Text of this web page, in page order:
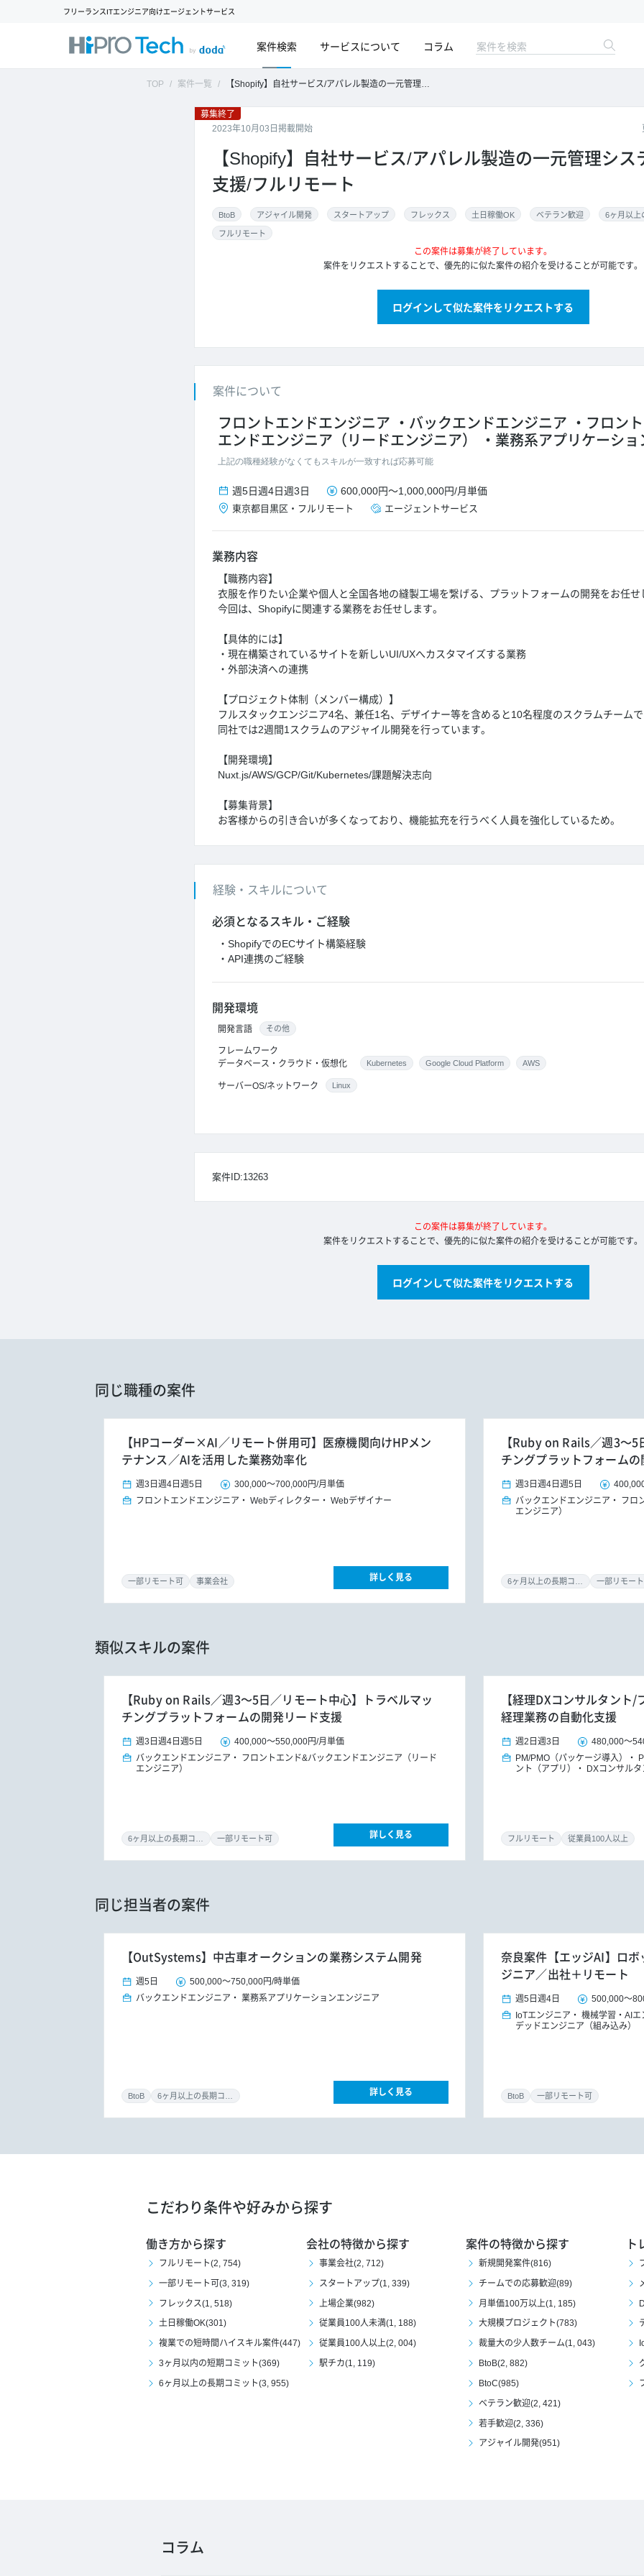
フリーランスITエンジニア向けエージェントサービス
案件検索 サービスについて コラム
TOP 案件一覧 【Shopify】自社サービス/アパレル製造の一元管理システムにおける支援/フルリモート
募集終了
2023年10月03日掲載開始
【Shopify】自社サービス/アパレル製造の一元管理シス
支援/フルリモート
BtoB アジャイル開発 スタートアップ フレックス 土日稼働OK ベテラン歓迎
フルリモート
この案件は募集が終了しています。
案件をリクエストすることで、優先的に似た案件の紹介を受けることが可能です。
ログインして似た案件をリクエストする
案件について
フロントエンドエンジニア バックエンドエンジニア
フロン
エンドエンジニア（リードエンジニア）
業務系アプリケーショ
上記の職種経験がなくてもスキルが一致すれば応募可能
週5日週4日週3日 600,000円～1,000,000円/月単価
東京都 目黒区 ・ フルリモート エージェントサービス
業務内容
【職務内容】
衣服を作りたい企業や個人と全国各地の縫製工場を繋げる、プラットフォームの開発をお任せ
今回は、Shopifyに関連する業務をお任せします。
【具体的には】
・現在構築されているサイトを新しいUI/UXへカスタマイズする業務
・外部決済への連携
【プロジェクト体制（メンバー構成）】
フルスタックエンジニア4名、兼任1名、デザイナー等を含めると10名程度のスクラムチーム
同社では2週間1スクラムのアジャイル開発を行っています。
【開発環境】
Nuxt.js/AWS/GCP/Git/Kubernetes/課題解決志向
【募集背景】
お客様からの引き合いが多くなっており、機能拡充を行うべく人員を強化しているため。
経験・スキルについて
必須となるスキル・ご経験
・ShopifyでのECサイト構築経験
・API連携のご経験
開発環境
開発言語 その他
フレームワーク
データベース・クラウド・仮想化
Kubernetes Google Cloud Platform AWS
サーバーOS/ネットワーク Linux
案件ID:13263
この案件は募集が終了しています。
案件をリクエストすることで、優先的に似た案件の紹介を受けることが可能です。
ログインして似た案件をリクエストする
同じ職種の案件
【HPコーダー×AI／リモート併用可】医療機関向けHPメン
テナンス／AIを活用した業務効率化
週3日 週4日 週5日 300,000～700,000円/月単価
フロントエンドエンジニア
Webディレクター Webデザイナー
一部リモート可 事業会社 詳しく見る
【Ruby on Rails／週3～
チングプラットフォーム
週3日 週4日 週5日
バックエンドエンジニア
フロ
エンジニア）
一部リモー
類似スキルの案件
【Ruby on Rails／週3～5日／リモート中心】トラベルマッ
チングプラットフォームの開発リード支援
週3日 週4日 週5日 400,000～550,000円/月単価
バックエンドエンジニア
フロントエンド&バックエンドエンジニア（リード
エンジニア）
一部リモート可 詳しく見る
【経理DXコンサルタン
経理業務の自動化支援
週2日 週3日 480,000～
PM/PMO（パッケージ導入）
ント（アプリ）
DXコンサルタ
フルリモート 従業員100人以上
同じ担当者の案件
【OutSystems】中古車オークションの業務システム開発
週5日 500,000～750,000円/時単価
バックエンドエンジニア
業務系アプリケーションエンジニア
BtoB 詳しく見る
奈良案件【エッジAI】ロ
ジニア／出社＋リモート
週5日 週4日 500,000～
IoTエンジニア
機械学習・AIエ
デッドエンジニア（組み込み）
BtoB 一部リモート可
こだわり条件や好みから探す
働き方から探す
フルリモート(2, 754)
一部リモート可(3, 319)
フレックス(1, 518)
土日稼働OK(301)
複業での短時間ハイスキル案件(447)
3ヶ月以内の短期コミット(369)
6ヶ月以上の長期コミット(3, 955)
会社の特徴から探す
事業会社(2, 712)
スタートアップ(1, 339)
上場企業(982)
従業員100人未満(1, 188)
従業員100人以上(2, 004)
駅チカ(1, 119)
案件の特徴から探す
新規開発案件(816)
チームでの応募歓迎(89)
月単価100万以上(1, 185)
大規模プロジェクト(783)
裁量大の少人数チーム(1, 043)
BtoB(2, 882)
BtoC(985)
ベテラン歓迎(2, 421)
若手歓迎(2, 336)
アジャイル開発(951)
ト
コラム